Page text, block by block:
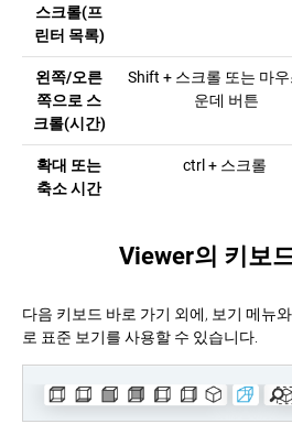
스크롤(프
린터 목록)
왼쪽/오른
쪽으로 스
크롤(시간)
Shift + 스크롤 또는 마
운데 버튼
확대 또는
축소 시간
ctrl + 스크롤
Viewer의 키보
다음 키보드 바로 가기 외에, 보기 메뉴
로 표준 보기를 사용할 수 있습니다.